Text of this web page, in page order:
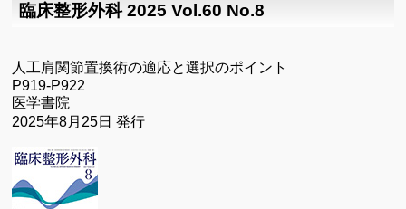
臨床整形外科 2025 Vol.60 No.8
人工肩関節置換術の適応と選択のポイント
P919-P922
医学書院
2025年8月25日 発行